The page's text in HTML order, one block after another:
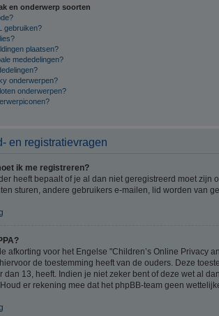
en onderwerp soorten
gebruiken?
plaatsen?
mededelingen?
onderwerpen?
onderwerpen?
en registratievragen
ik me registreren?
heeft bepaalt of je al dan niet geregistreerd moet
sturen, andere gebruikers e-mailen, lid worden van
afkorting voor het Engelse "Children’s Online
de toestemming heeft van de ouders. Deze
dan 13, heeft. Indien je niet zeker bent of deze wet al
er rekening mee dat het phpBB-team geen